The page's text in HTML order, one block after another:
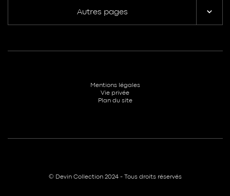
Autres pages
© Devin Collection 2024 - Tous droits réservés
Mentions légales
Vie privée
Plan du site